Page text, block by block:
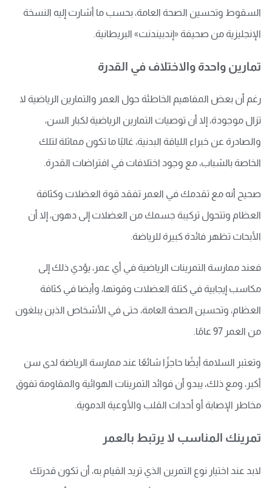
السقوط وتحسين الصحة العامة، بحسب ما أشارت إليه النسخة
الإنجليزية من صحيفة «إندبيندنت» البريطانية.
تمارين واحدة والاختلاف في القدرة
رغم أن بعض المفاهيم الخاطئة حول العمر والتمارين الرياضية لا
تزال موجودة، إلا أن توصيات التمارين الرياضية لكبار السن،
والصادرة عن خبراء اللياقة البدنية، غالبًا ما تكون مماثلة لتلك
الخاصة بالشباب، مع وجود اختلافات في افتراضات القدرة.
صحيح أنه مع تقدمك في العمر تفقد قوة العضلات وكثافة
العظام وتتحول تركيبة جسمك من العضلات إلى دهون، إلا أن
الأبحاث تظهر فائدة كبيرة للرياضة.
فعند ممارسة التمرينات الرياضية في أي عمر، يؤدي ذلك إلى
مكاسب إيجابية في كتلة العضلات وقوتها، وأيضا في كثافة
العظام، وتحسين الصحة العامة، حتى في الأشخاص الذين يبلغون
من العمر 97 عامًا.
وتعتبر السلامة أيضًا حاجزًا شائعًا عند ممارسة الرياضة لدى سن
أكبر، ومع ذلك، يبدو أن فوائد التمرينات الهوائية والمقاومة تفوق
مخاطر الإصابة أو أحداث القلب والأوعية الدموية.
تمرينك المناسب لا يرتبط بالعمر
لابد عند اختيار نوع التمرين الذي تريد القيام به، أن تكون قدرتك